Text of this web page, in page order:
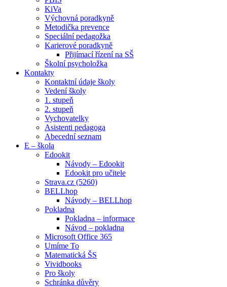
KiVa
Výchovná poradkyně
Metodička prevence
Speciální pedagožka
Karierové poradkyně
Přijímací řízení na SŠ
Školní psycholožka
Kontakty
Kontaktní údaje školy
Vedení školy
1. stupeň
2. stupeň
Vychovatelky
Asistenti pedagoga
Abecední seznam
E – škola
Edookit
Návody – Edookit
Edookit pro učitele
Strava.cz (5260)
BELLhop
Návody – BELLhop
Pokladna
Pokladna – informace
Návod – pokladna
Microsoft Office 365
Umíme To
Matematická ŠS
Vividbooks
Pro školy
Schránka důvěry